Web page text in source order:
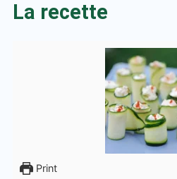
La recette
Print